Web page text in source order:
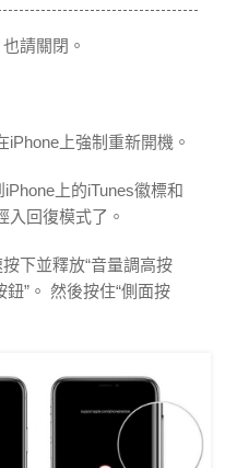
請關閉。
上強制重新開機。
上的iTunes徽標和
入回復模式了。
下並釋放“音量調高按
”。 然後按住“側面按